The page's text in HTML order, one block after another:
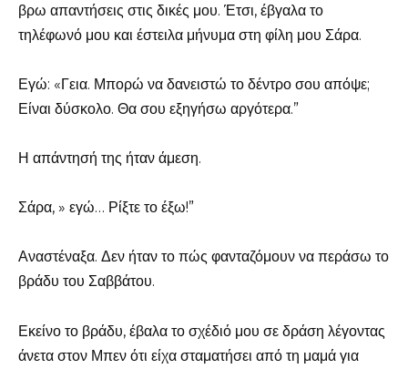
βρω απαντήσεις στις δικές μου. Έτσι, έβγαλα το
τηλέφωνό μου και έστειλα μήνυμα στη φίλη μου Σάρα.
Εγώ: «Γεια. Μπορώ να δανειστώ το δέντρο σου απόψε;
Είναι δύσκολο. Θα σου εξηγήσω αργότερα.”
Η απάντησή της ήταν άμεση.
Σάρα, » εγώ… Ρίξτε το έξω!”
Αναστέναξα. Δεν ήταν το πώς φανταζόμουν να περάσω το
βράδυ του Σαββάτου.
Εκείνο το βράδυ, έβαλα το σχέδιό μου σε δράση λέγοντας
άνετα στον Μπεν ότι είχα σταματήσει από τη μαμά για